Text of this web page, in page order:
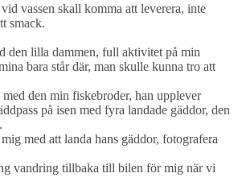
vassen skall komma att leverera, inte
smack.
den lilla dammen, full aktivitet på min
bara står där, man skulle kunna tro att
den min fiskebroder, han upplever
på isen med fyra landade gäddor, den
med att landa hans gäddor, fotografera
vandring tillbaka till bilen för mig när vi